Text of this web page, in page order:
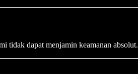
tidak dapat menjamin keamanan absolut.